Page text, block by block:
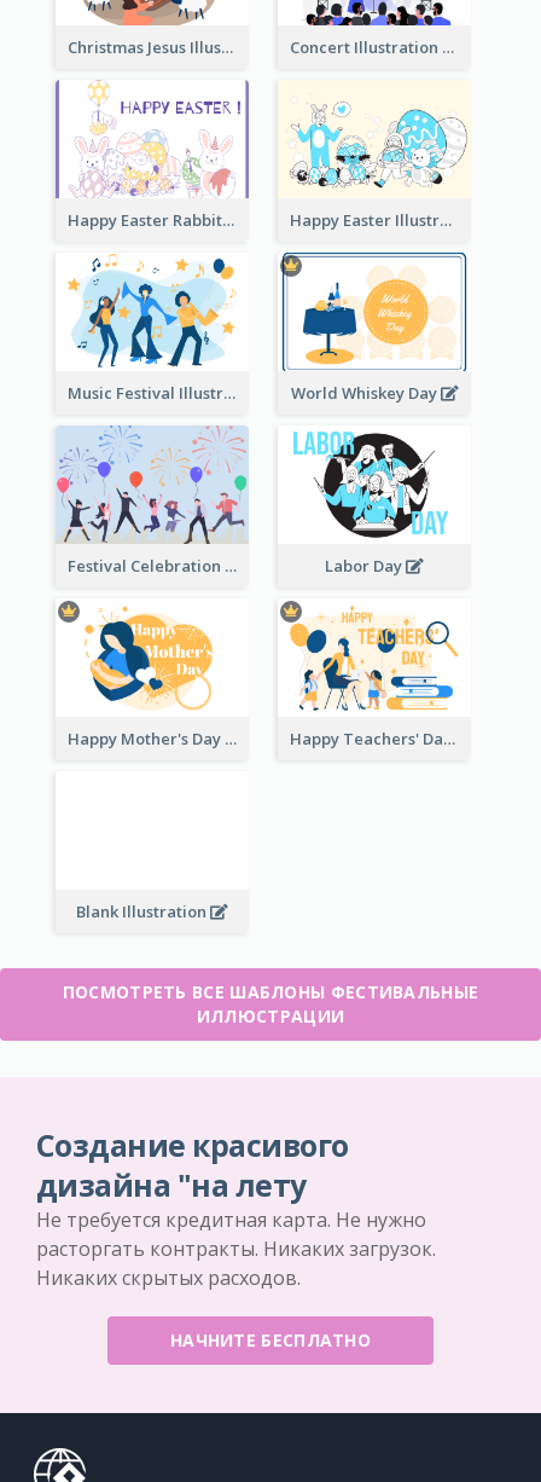
Christmas Jesus Illustration Concert Illustration
Happy Easter Rabbit Illustration Happy Easter Illustration
Music Festival Illustration World Whiskey Day
Festival Celebration Illustration Labor Day
Happy Mother's Day Happy Teachers' Day
Blank Illustration
ПОСМОТРЕТЬ ВСЕ ШАБЛОНЫ ФЕСТИВАЛЬНЫЕ
ИЛЛЮСТРАЦИИ
Создание красивого
дизайна "на лету
Не требуется кредитная карта. Не нужно
расторгать контракты. Никаких загрузок.
Никаких скрытых расходов.
НАЧНИТЕ БЕСПЛАТНО